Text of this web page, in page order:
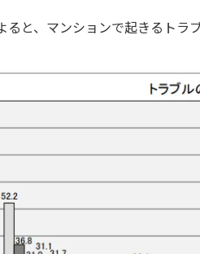
ると、マンションで起きるトラ